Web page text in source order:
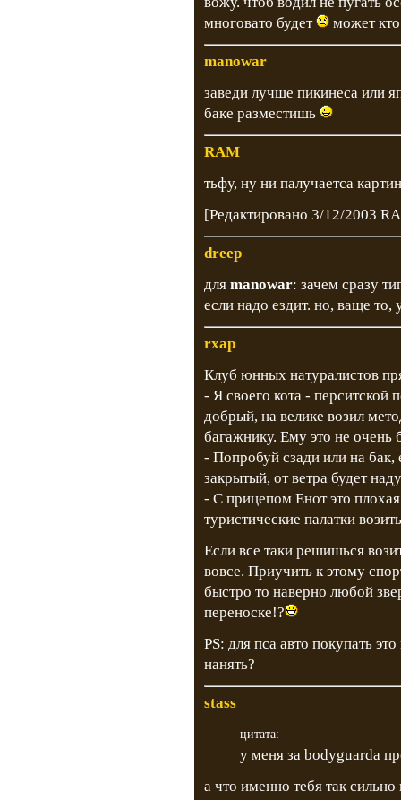
многовато будет
может
manowar
заведи лучше пикинеса или
баке разместишь
RAM
тьфу, ну ни палучаетса
[Редактировано 3/12/2003
dreep
для manowar: зачем сразу
если надо ездит. но, ваще
rxap
Клуб юнных натуралистов
- Я своего кота - перситской
добрый, на велике возил
багажнику. Ему это не очень
- Попробуй сзади или на
закрытый, от ветра будет
- С прицепом Енот это
туристические палатки
Если все таки решишься
вовсе. Приучить к этому
быстро то наверно любой
переноске!?
PS: для пса авто покупать
нанять?
stass
цитата:
у меня за bodyguardа
а что именно тебя так